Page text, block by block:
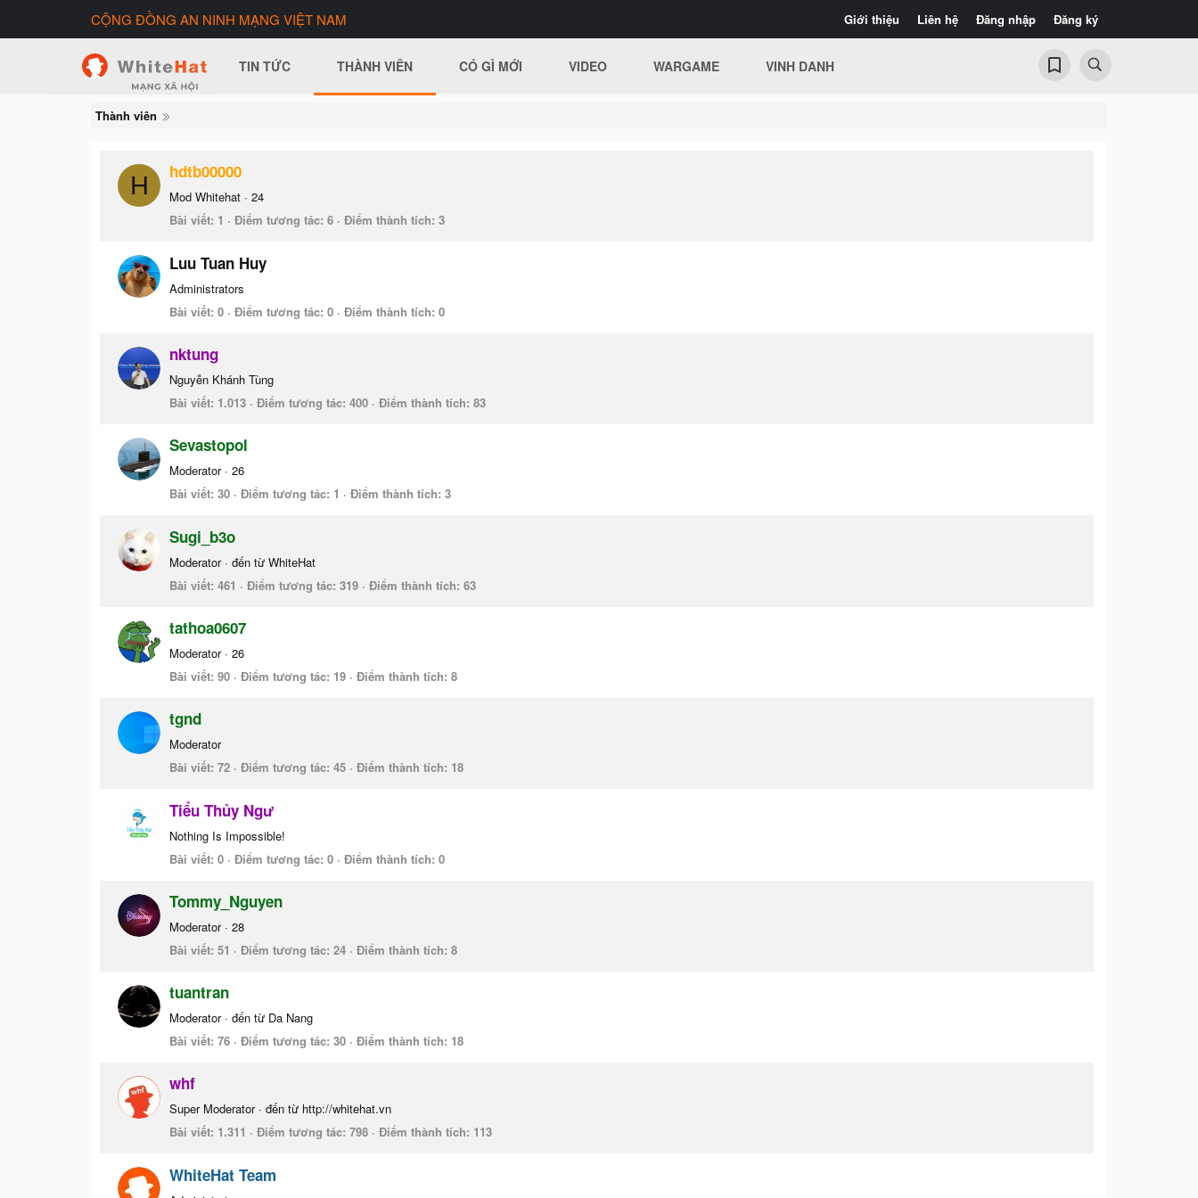
Giới thiệu Liên hệ Đăng nhập Đăng ký
CỘNG ĐỒNG AN NINH MẠNG VIỆT NAM
TIN TỨC THÀNH VIÊN CÓ GÌ MỚI VIDEO WARGAME VINH DANH
Thành viên
H hdtb00000
Mod Whitehat · 24
Bài viết 1 Điểm tương tác 6 Điểm thành tích 3
Luu Tuan Huy
Administrators
Bài viết 0 Điểm tương tác 0 Điểm thành tích 0
nktung
Nguyễn Khánh Tùng
Bài viết 1.013 Điểm tương tác 400 Điểm thành tích 83
Sevastopol
Moderator · 26
Bài viết 30 Điểm tương tác 1 Điểm thành tích 3
Sugi_b3o
Moderator · đến từ WhiteHat
Bài viết 461 Điểm tương tác 319 Điểm thành tích 63
tathoa0607
Moderator · 26
Bài viết 90 Điểm tương tác 19 Điểm thành tích 8
tgnd
Moderator
Bài viết 72 Điểm tương tác 45 Điểm thành tích 18
Tiểu Thủy Ngư
Nothing Is Impossible!
Bài viết 0 Điểm tương tác 0 Điểm thành tích 0
Tommy_Nguyen
Moderator · 28
Bài viết 51 Điểm tương tác 24 Điểm thành tích 8
tuantran
Moderator · đến từ Da Nang
Bài viết 76 Điểm tương tác 30 Điểm thành tích 18
whf
Super Moderator · đến từ http://whitehat.vn
Bài viết 1.311 Điểm tương tác 798 Điểm thành tích 113
WhiteHat Team